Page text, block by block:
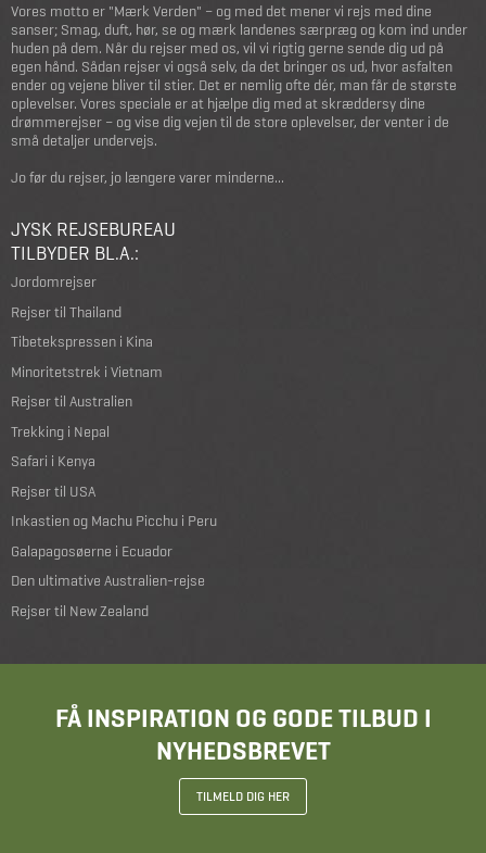
Vores motto er "Mærk Verden" – og med det mener vi rejs med dine
sanser; Smag, duft, hør, se og mærk landenes særpræg og kom ind under
huden på dem. Når du rejser med os, vil vi rigtig gerne sende dig ud på
egen hånd. Sådan rejser vi også selv, da det bringer os ud, hvor asfalten
ender og vejene bliver til stier. Det er nemlig ofte dér, man får de største
oplevelser. Vores speciale er at hjælpe dig med at skræddersy dine
drømmerejser – og vise dig vejen til de store oplevelser, der venter i de
små detaljer undervejs.
Jo før du rejser, jo længere varer minderne...
JYSK REJSEBUREAU
TILBYDER BL.A.:
Jordomrejser
Rejser til Thailand
Tibetekspressen i Kina
Minoritetstrek i Vietnam
Rejser til Australien
Trekking i Nepal
Safari i Kenya
Rejser til USA
Inkastien og Machu Picchu i Peru
Galapagosøerne i Ecuador
Den ultimative Australien-rejse
Rejser til New Zealand
FÅ INSPIRATION OG GODE TILBUD I
NYHEDSBREVET
TILMELD DIG HER